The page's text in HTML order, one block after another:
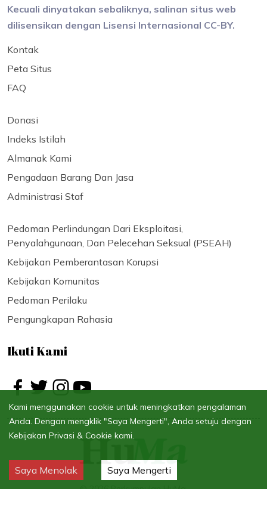
Kecuali dinyatakan sebaliknya, salinan situs web
dilisensikan dengan Lisensi Internasional CC-BY.
Kontak
Peta Situs
FAQ
Donasi
Indeks Istilah
Almanak Kami
Pengadaan Barang Dan Jasa
Administrasi Staf
Pedoman Perlindungan Dari Eksploitasi,
Penyalahgunaan, Dan Pelecehan Seksual (PSEAH)
Kebijakan Pemberantasan Korupsi
Kebijakan Komunitas
Pedoman Perilaku
Pengungkapan Rahasia
Ikuti Kami
©2026Perkumpulan HuMa.
Kami menggunakan cookie untuk meningkatkan pengalaman
Anda. Dengan mengklik "Saya Mengerti", Anda setuju dengan
Kebijakan Privasi & Cookie kami.
Saya Menolak Saya Mengerti